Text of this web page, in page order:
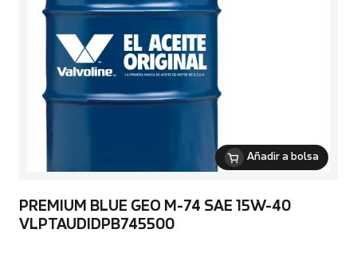
Añadir a bolsa
PREMIUM BLUE GEO M-74 SAE 15W-40
VLPTAUDIDPB745500